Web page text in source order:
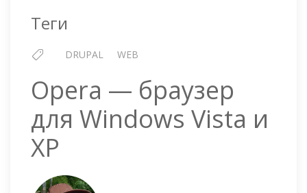
Теги
DRUPAL WEB
Opera — браузер
для Windows Vista и
XP